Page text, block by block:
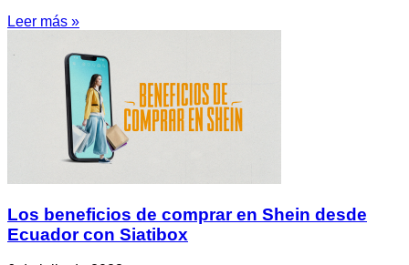
Leer más »
Los beneficios de comprar en Shein desde
Ecuador con Siatibox